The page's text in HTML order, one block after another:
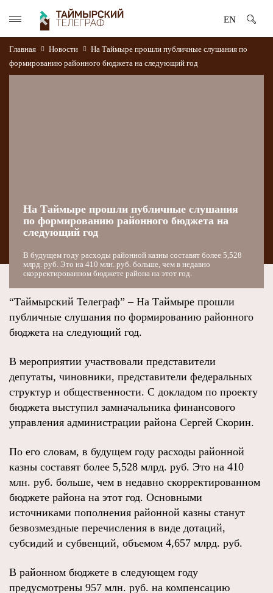
EN
Главная Новости
На Таймыре прошли публичные слушания по
формированию районного бюджета на следующий год
На Таймыре прошли публичные слушания
по формированию районного бюджета на
следующий год
В будущем году расходы районной казны составят более 5,528
млрд. руб. Это на 410 млн. руб. больше, чем в недавно
скорректированном бюджете района на этот год.
“Таймырский Телеграф” – На Таймыре прошли
публичные слушания по формированию районного
бюджета на следующий год.
В мероприятии участвовали представители
депутаты, чиновники, представители федеральных
структур и общественности. С докладом по проекту
бюджета выступил замначальника финансового
управления администрации района Сергей Скорин.
По его словам, в будущем году расходы районной
казны составят более 5,528 млрд. руб. Это на 410
млн. руб. больше, чем в недавно скорректированном
бюджете района на этот год. Основными
источниками пополнения районной казны станут
безвозмездные перечисления в виде дотаций,
субсидий и субвенций, объемом 4,657 млрд. руб.
В районном бюджете в следующем году
предусмотрены 957 млн. руб. на компенсацию